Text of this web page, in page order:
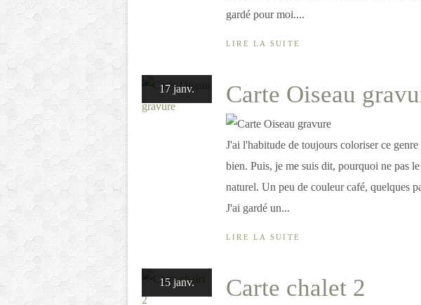
gardé pour moi....
LIRE LA SUITE
17 janv. Carte Oiseau
J'ai l'habitude de toujours coloriser ce
bien. Puis, je me suis dit, pourquoi ne pas
naturel. Un peu de couleur café, quelques
J'ai gardé un...
LIRE LA SUITE
15 janv. Carte chalet 2